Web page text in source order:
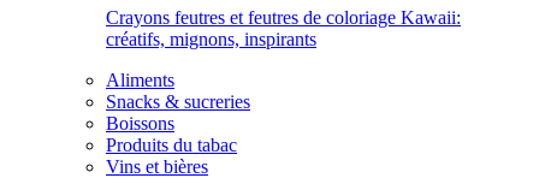
Crayons feutres et feutres de coloriage Kawaii:
créatifs, mignons, inspirants
Aliments
Snacks & sucreries
Boissons
Produits du tabac
Vins et bières